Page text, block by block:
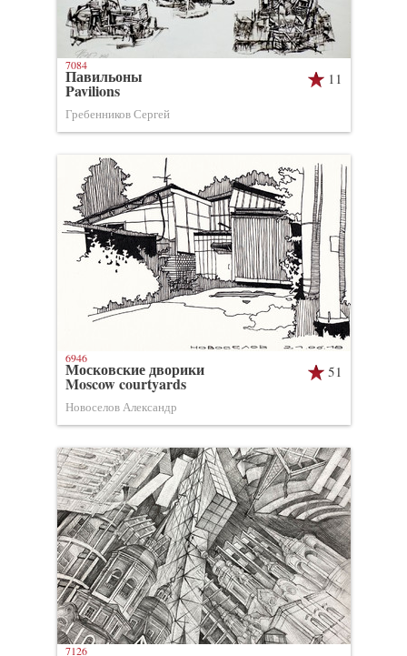
11
Павильоны
Pavilions
Гребенников Сергей
7084
51
Московские дворики
Moscow courtyards
Новоселов Александр
6946
7126